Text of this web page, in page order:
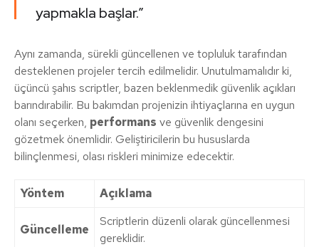
yapmakla başlar.”
Aynı zamanda, sürekli güncellenen ve topluluk tarafından
desteklenen projeler tercih edilmelidir. Unutulmamalıdır ki,
üçüncü şahıs scriptler, bazen beklenmedik güvenlik açıkları
barındırabilir. Bu bakımdan projenizin ihtiyaçlarına en uygun
olanı seçerken, performans ve güvenlik dengesini
gözetmek önemlidir. Geliştiricilerin bu hususlarda
bilinçlenmesi, olası riskleri minimize edecektir.
Yöntem Açıklama
Güncelleme
Scriptlerin düzenli olarak güncellenmesi
gereklidir.